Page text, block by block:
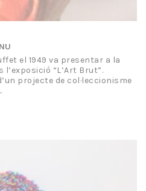
el 1949 va presentar a la
“L’Art Brut”.
projecte de col·leccionisme